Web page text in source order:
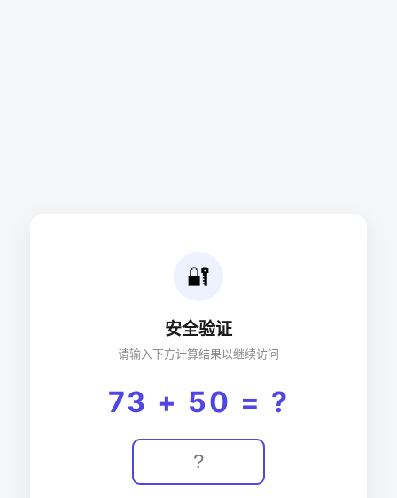
🔐
安全验证
请输入下方计算结果以继续访问
73 + 50 = ?